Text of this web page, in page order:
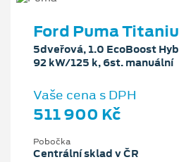
Ford Puma
5dveřová, 1.0 EcoBoost
92 kW/125 k, 6st. manuální
Vaše cena s DPH
511 900 Kč
Pobočka
Centrální sklad v ČR